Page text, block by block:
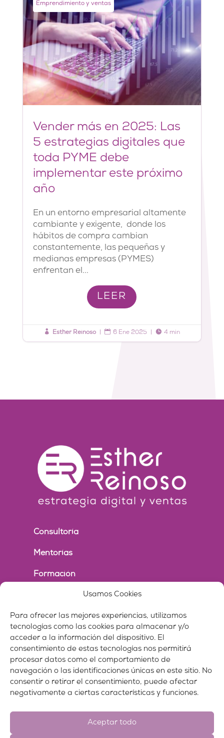
Usamos Cookies
Para ofrecer las mejores experiencias, utilizamos
tecnologías como las cookies para almacenar y/o
acceder a la información del dispositivo. El
consentimiento de estas tecnologías nos permitirá
procesar datos como el comportamiento de
navegación o las identificaciones únicas en este sitio. No
consentir o retirar el consentimiento, puede afectar
negativamente a ciertas características y funciones.
Aceptar todo
Emprendimiento y ventas
Vender más en 2025: Las
5 estrategias digitales que
toda PYME debe
implementar este próximo
año
En un entorno empresarial altamente
cambiante y exigente, donde los
hábitos de compra cambian
constantemente, las pequeñas y
medianas empresas (PYMES)
enfrentan el...
LEER
 Esther Reinoso  6 Ene 2025  4 min
Consultoría
Mentorías
Formación
Conferencias
Aviso Legal
Política de Privacidad
Política de Cookies